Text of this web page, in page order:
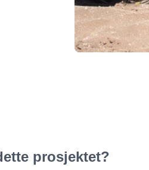
prosjektet?